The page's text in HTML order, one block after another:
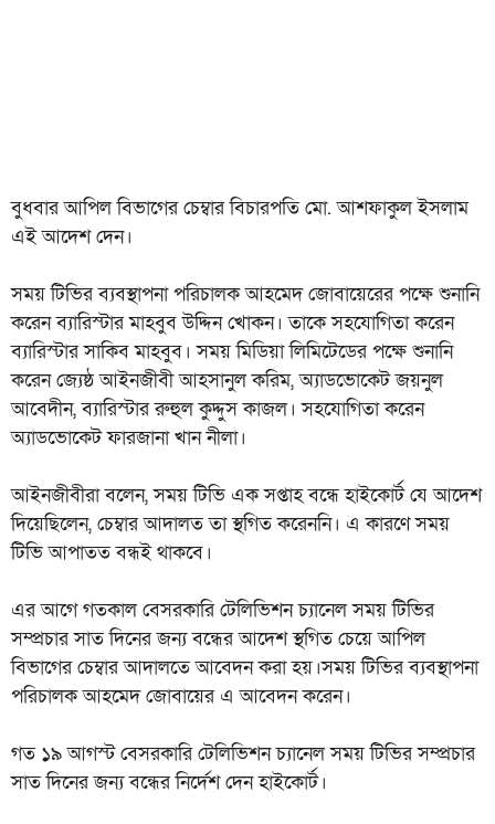
বুধবার আপিল বিভাগের চেম্বার বিচারপতি মো. আশফাকুল ইসলাম
এই আদেশ দেন।
সময় টিভির ব্যবস্থাপনা পরিচালক আহমেদ জোবায়েরের পক্ষে শুনানি
করেন ব্যারিস্টার মাহবুব উদ্দিন খোকন। তাকে সহযোগিতা করেন
ব্যারিস্টার সাকিব মাহবুব। সময় মিডিয়া লিমিটেডের পক্ষে শুনানি
করেন জ্যেষ্ঠ আইনজীবী আহসানুল করিম, অ্যাডভোকেট জয়নুল
আবেদীন, ব্যারিস্টার রুহুল কুদ্দুস কাজল। সহযোগিতা করেন
অ্যাডভোকেট ফারজানা খান নীলা।
আইনজীবীরা বলেন, সময় টিভি এক সপ্তাহ বন্ধে হাইকোর্ট যে আদেশ
দিয়েছিলেন, চেম্বার আদালত তা স্থগিত করেননি। এ কারণে সময়
টিভি আপাতত বন্ধই থাকবে।
এর আগে গতকাল বেসরকারি টেলিভিশন চ্যানেল সময় টিভির
সম্প্রচার সাত দিনের জন্য বন্ধের আদেশ স্থগিত চেয়ে আপিল
বিভাগের চেম্বার আদালতে আবেদন করা হয়।সময় টিভির ব্যবস্থাপনা
পরিচালক আহমেদ জোবায়ের এ আবেদন করেন।
গত ১৯ আগস্ট বেসরকারি টেলিভিশন চ্যানেল সময় টিভির সম্প্রচার
সাত দিনের জন্য বন্ধের নির্দেশ দেন হাইকোর্ট।